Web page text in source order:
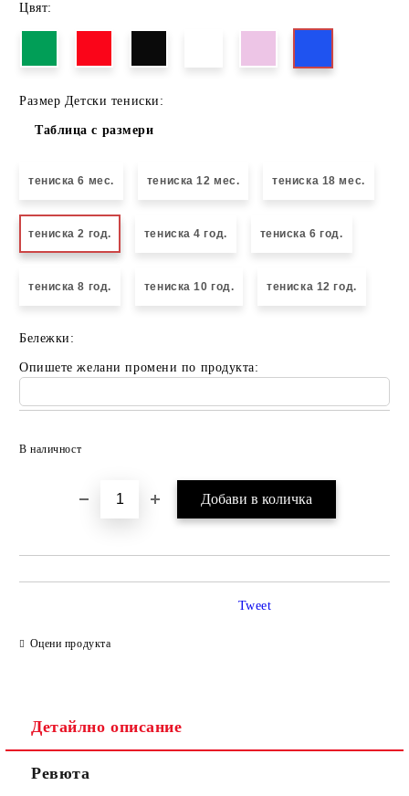
Цвят:
Размер Детски тениски:
Таблица с размери
тениска 6 мес. тениска 12 мес. тениска 18 мес.
тениска 2 год. тениска 4 год. тениска 6 год.
тениска 8 год. тениска 10 год. тениска 12 год.
Бележки:
Опишете желани промени по продукта:
В наличност
Оцени продукта
Tweet
Детайлно описание
Ревюта